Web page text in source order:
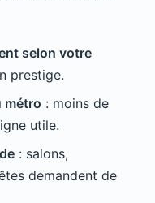
selon votre
prestige.
métro : moins de
utile.
: salons,
demandent de